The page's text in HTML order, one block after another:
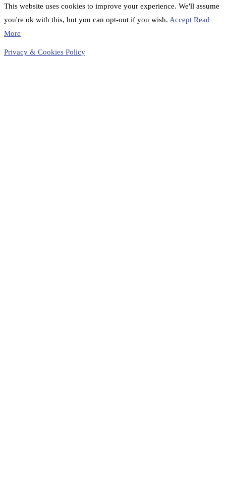
This website uses cookies to improve your experience. We'll assume
you're ok with this, but you can opt-out if you wish. Accept Read
More
Privacy & Cookies Policy